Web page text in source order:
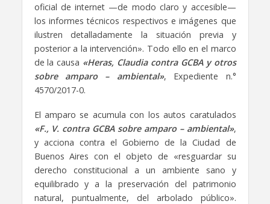
oficial de internet —de modo claro y accesible—
los informes técnicos respectivos e imágenes que
ilustren detalladamente la situación previa y
posterior a la intervención». Todo ello en el marco
de la causa «Heras, Claudia contra GCBA y otros
sobre amparo – ambiental», Expediente n.°
4570/2017-0.
El amparo se acumula con los autos caratulados
«F., V. contra GCBA sobre amparo – ambiental»,
y acciona contra el Gobierno de la Ciudad de
Buenos Aires con el objeto de «resguardar su
derecho constitucional a un ambiente sano y
equilibrado y a la preservación del patrimonio
natural, puntualmente, del arbolado público».